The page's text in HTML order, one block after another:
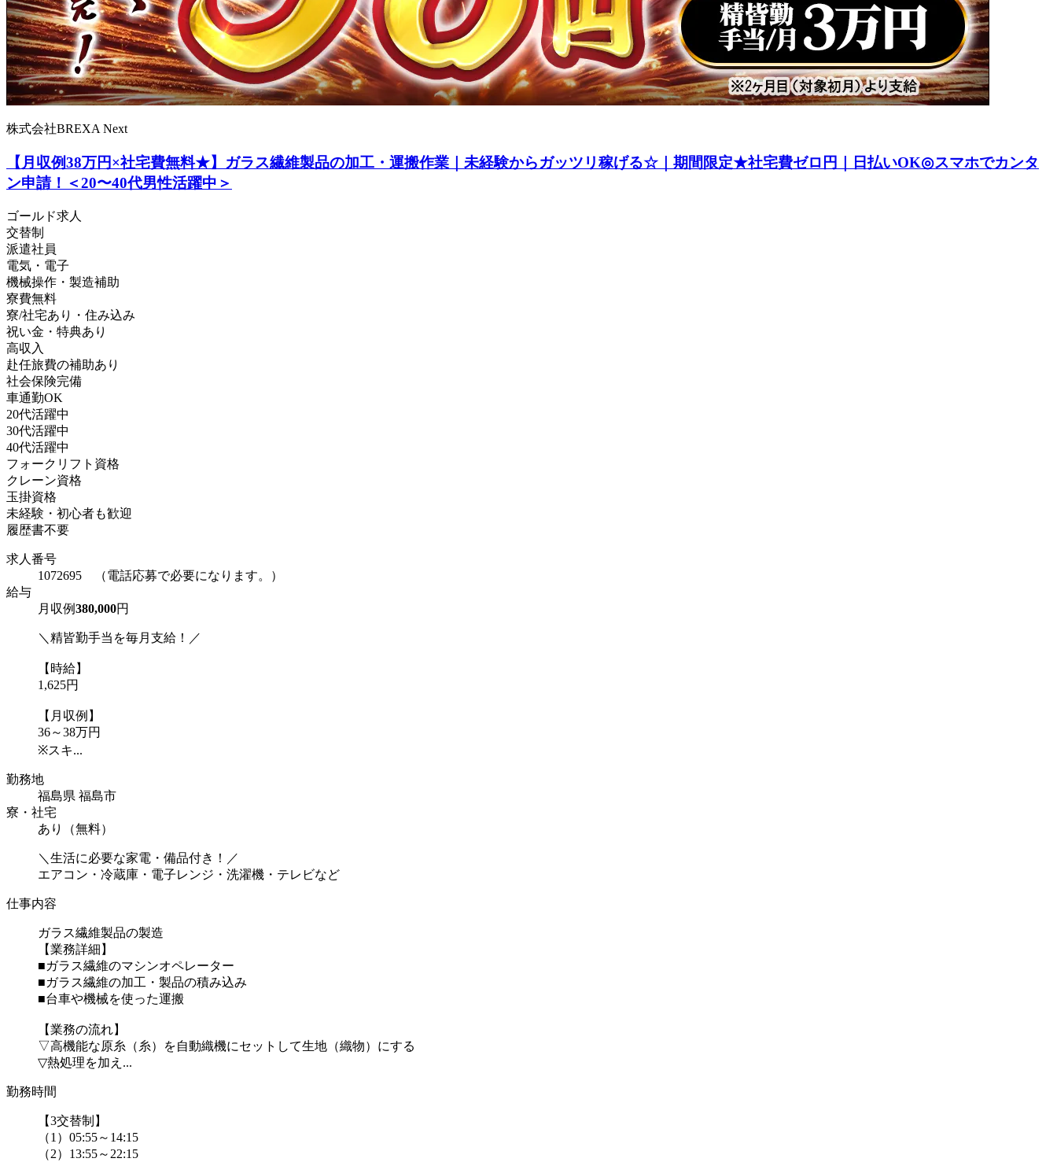
株式会社BREXA Next
【月収例38万円×社宅費無料★】ガラス繊維製品の加工・運搬作業｜未経験からガッツリ稼げる☆｜期間限定★社宅費ゼロ円｜日払いOK◎スマホでカンタ
ン申請！＜20〜40代男性活躍中＞
ゴールド求人
交替制
派遣社員
電気・電子
機械操作・製造補助
寮費無料
寮/社宅あり・住み込み
祝い金・特典あり
高収入
赴任旅費の補助あり
社会保険完備
車通勤OK
20代活躍中
30代活躍中
40代活躍中
フォークリフト資格
クレーン資格
玉掛資格
未経験・初心者も歓迎
履歴書不要
求人番号
1072695 （電話応募で必要になります。）
給与
月収例380,000円
＼精皆勤手当を毎月支給！／
【時給】
1,625円
【月収例】
36～38万円
※スキ...
勤務地
福島県 福島市
寮・社宅
あり（無料）
＼生活に必要な家電・備品付き！／
エアコン・冷蔵庫・電子レンジ・洗濯機・テレビなど
仕事内容
ガラス繊維製品の製造
【業務詳細】
■ガラス繊維のマシンオペレーター
■ガラス繊維の加工・製品の積み込み
■台車や機械を使った運搬
【業務の流れ】
▽高機能な原糸（糸）を自動織機にセットして生地（織物）にする
▽熱処理を加え...
勤務時間
【3交替制】
（1）05:55～14:15
（2）13:55～22:15